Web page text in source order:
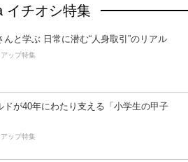
イチオシ特集
んと学ぶ 日常に潜む“人身取引”のリアル
ップ特集
ドが40年にわたり支える「小学生の甲子
ップ特集